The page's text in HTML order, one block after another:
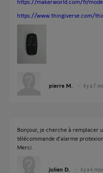
https://makerworld.com/fr/
https://www.thingiverse.com/
pierre M. il y a 7
Bonjour, je cherche à remplacer
télécommande d'alarme
Merci.
julien D. il y a 4